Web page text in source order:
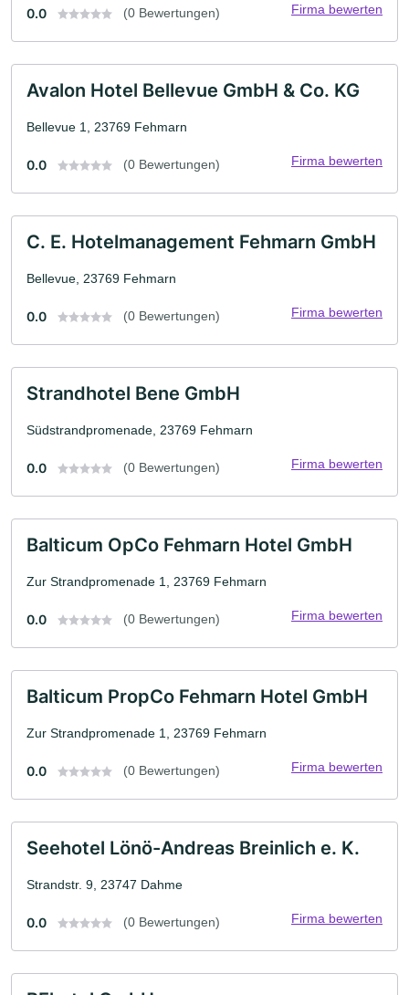
0.0 (0 Bewertungen) Firma bewerten
Avalon Hotel Bellevue GmbH & Co. KG
Bellevue 1, 23769 Fehmarn
0.0 (0 Bewertungen) Firma bewerten
C. E. Hotelmanagement Fehmarn GmbH
Bellevue, 23769 Fehmarn
0.0 (0 Bewertungen) Firma bewerten
Strandhotel Bene GmbH
Südstrandpromenade, 23769 Fehmarn
0.0 (0 Bewertungen) Firma bewerten
Balticum OpCo Fehmarn Hotel GmbH
Zur Strandpromenade 1, 23769 Fehmarn
0.0 (0 Bewertungen) Firma bewerten
Balticum PropCo Fehmarn Hotel GmbH
Zur Strandpromenade 1, 23769 Fehmarn
0.0 (0 Bewertungen) Firma bewerten
Seehotel Lönö-Andreas Breinlich e. K.
Strandstr. 9, 23747 Dahme
0.0 (0 Bewertungen) Firma bewerten